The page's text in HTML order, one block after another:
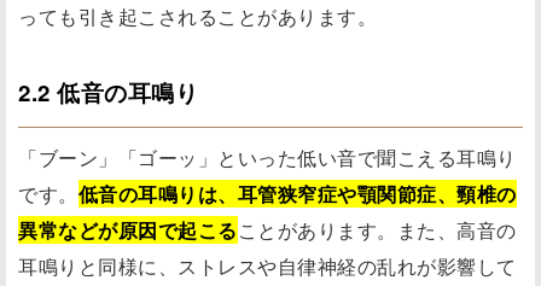
っても引き起こされることがあります。
2.2 低音の耳鳴り
「ブーン」「ゴーッ」といった低い音で聞こえる耳鳴り
です。 低音の耳鳴りは、耳管狭窄症や顎関節症、頸椎の
異常などが原因で起こることがあります。また、高音の
耳鳴りと同様に、ストレスや自律神経の乱れが影響して